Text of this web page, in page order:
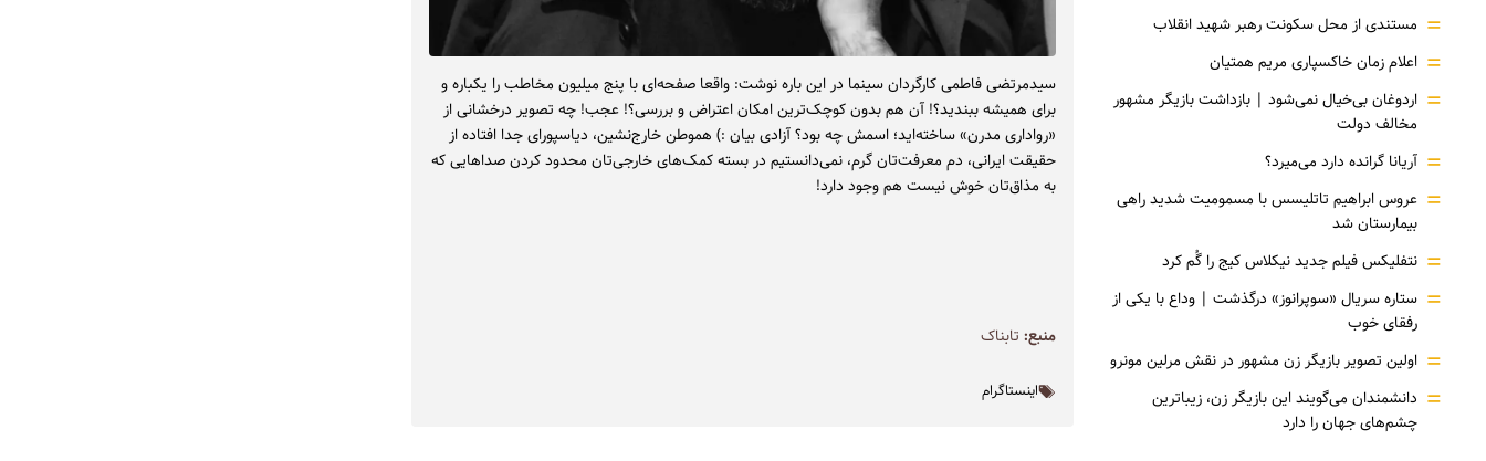
سیدمرتضی فاطمی کارگردان سینما در این باره نوشت: واقعا صفحه‌ای با پنج میلیون مخاطب را یکباره و
برای همیشه ببندید؟! آن هم بدون کوچک‌ترین امکان اعتراض و بررسی؟! عجب! چه تصویر درخشانی از
«رواداری مدرن» ساخته‌اید؛ اسمش چه بود؟ آزادی بیان :) هموطن خارج‌نشین، دیاسپورای جدا افتاده از
حقیقت ایرانی، دم معرفت‌تان گرم، نمی‌دانستیم در بسته کمک‌های خارجی‌تان محدود کردن صداهایی که
به مذاق‌تان خوش نیست هم وجود دارد!
منبع: تابناک
اینستاگرام
= مستندی از محل سکونت رهبر شهید انقلاب
= اعلام زمان خاکسپاری مریم همتیان
= اردوغان بی‌خیال نمی‌شود | بازداشت بازیگر مشهور
مخالف دولت
= آریانا گرانده دارد می‌میرد؟
= عروس ابراهیم تاتلیسس با مسمومیت شدید راهی
بیمارستان شد
= نتفلیکس فیلم جدید نیکلاس کیج را گُم کرد
= ستاره سریال «سوپرانوز» درگذشت | وداع با یکی از
رفقای خوب
= اولین تصویر بازیگر زن مشهور در نقش مرلین مونرو
= دانشمندان می‌گویند این بازیگر زن، زیباترین
چشم‌های جهان را دارد